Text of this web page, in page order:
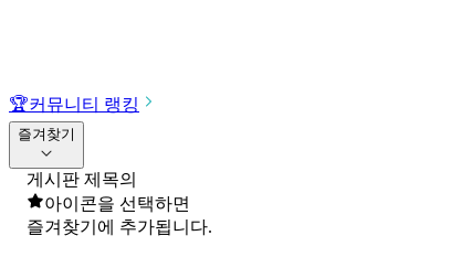
🏆커뮤니티 랭킹
즐겨찾기
게시판 제목의
아이콘을 선택하면
즐겨찾기에 추가됩니다.